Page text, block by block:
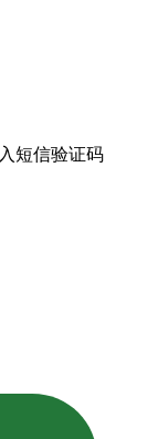
短信验证码